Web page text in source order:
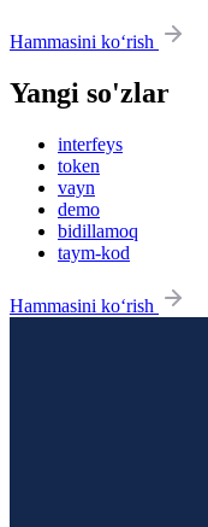
Hammasini ko‘rish
Yangi so'zlar
interfeys
token
vayn
demo
bidillamoq
taym-kod
Hammasini ko‘rish